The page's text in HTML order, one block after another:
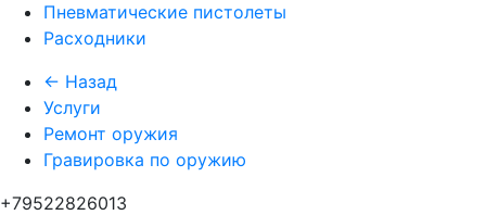
Пневматические пистолеты
Расходники
← Назад
Услуги
Ремонт оружия
Гравировка по оружию
+79522826013